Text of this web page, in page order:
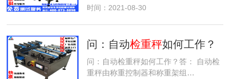
时间：2021-08-30
问：自动检重秤如何工作？
问：自动检重秤如何工作？答： 自动检
重秤由称重控制器和称重架组…